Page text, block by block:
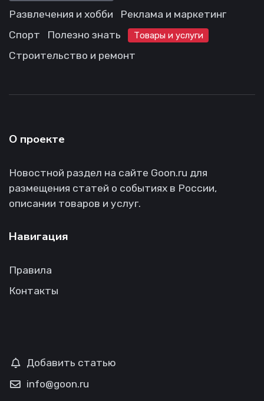
Развлечения и хобби
Реклама и маркетинг
Спорт
Полезно знать Товары и услуги
Строительство и ремонт
О проекте
Новостной раздел на сайте Goon.ru для
размещения статей о событиях в России,
описании товаров и услуг.
Навигация
Правила
Контакты
Добавить статью
info@goon.ru